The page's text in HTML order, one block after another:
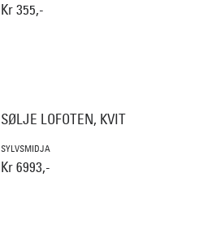
Kr 355,-
SØLJE LOFOTEN, KVIT
SYLVSMIDJA
Kr 6993,-